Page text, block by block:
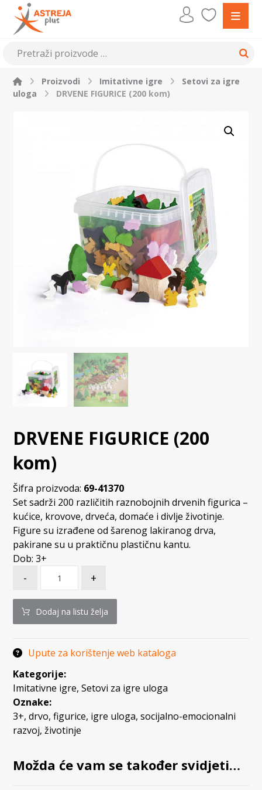
Proizvodi Imitativne igre
Setovi za igre
uloga
DRVENE FIGURICE (200 kom)
DRVENE FIGURICE (200
kom)
Šifra proizvoda: 69-41370
Set sadrži 200 različitih raznobojnih drvenih figurica –
kućice, krovove, drveća, domaće i divlje životinje.
Figure su izrađene od šarenog lakiranog drva,
pakirane su u praktičnu plastičnu kantu.
Dob: 3+
- +
Dodaj na listu želja
Upute za korištenje web kataloga
Kategorije:
Imitativne igre,Setovi za igre uloga
Oznake:
3+,drvo,figurice, igre uloga,socijalno-emocionalni
razvoj,životinje
Možda će vam se također svidjeti…